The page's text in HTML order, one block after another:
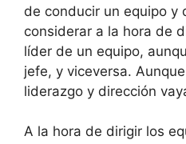
de conducir un equipo y
considerar a la hora de
líder de un equipo,
jefe, y viceversa.
liderazgo y dirección
A la hora de dirigir los